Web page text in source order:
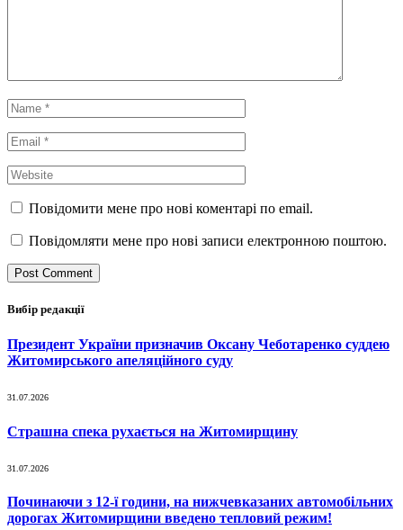
Повідомити мене про нові коментарі по email.
Повідомляти мене про нові записи електронною поштою.
Вибір редакції
Президент України призначив Оксану Чеботаренко суддею
Житомирського апеляційного суду
31.07.2026
Страшна спека рухається на Житомирщину
31.07.2026
Починаючи з 12-ї години, на нижчевказаних автомобільних
дорогах Житомирщини введено тепловий режим!